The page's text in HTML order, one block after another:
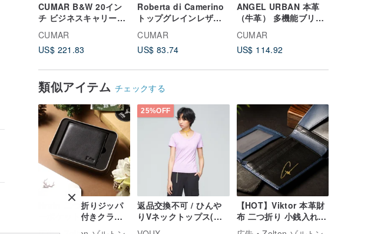
CUMAR B&W 20イン
チ ビジネスキャリーケ
ース / スーツケース
CUMAR
US$ 221.83
Roberta di Camerino
トップグレインレザー /
レディースバッグ
ROSIE ショルダーバッ
グ
CUMAR
US$ 83.74
ANGEL URBAN 本革
（牛革） 多機能ブリー
フケース / PCバッグ
CUMAR
US$ 114.92
類似アイテム チェックする
Hrafn 二つ折りジッパ
ーポケット付きクラシ
ック本革ショートウォ
25%OFF
返品交換不可 / ひんや
りVネックトップス(レ
ディース) - フォンダン
【HOT】Viktor 本革財
布 二つ折り 小銭入れ
ネイビー 名入れ刻印